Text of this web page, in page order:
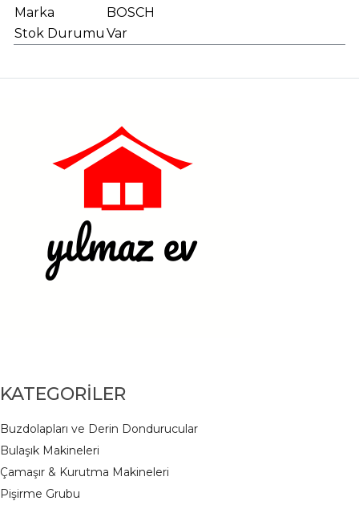
Marka
BOSCH
Stok Durumu Var
KATEGORİLER
Buzdolapları ve Derin Dondurucular
Bulaşık Makineleri
Çamaşır & Kurutma Makineleri
Pişirme Grubu